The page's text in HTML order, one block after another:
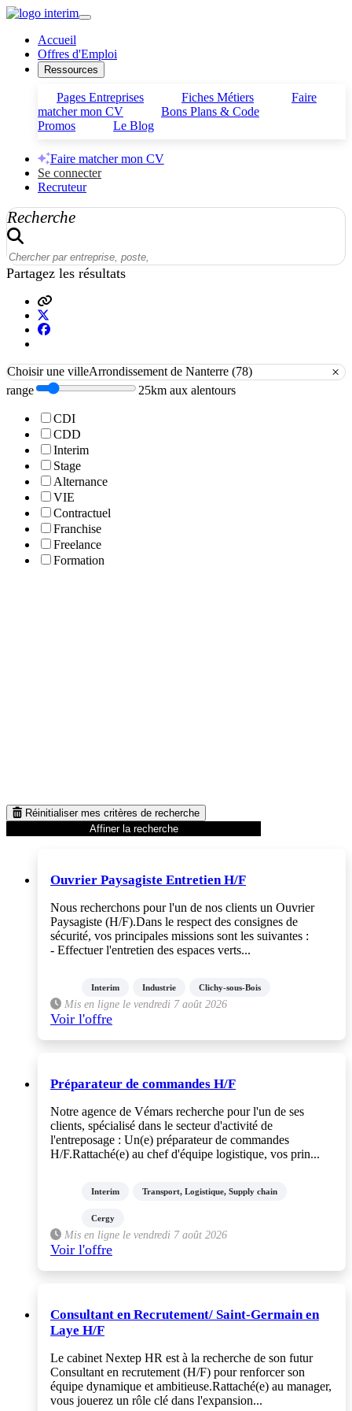
Accueil
Offres d'Emploi
Ressources
Pages Entreprises Fiches Métiers
Faire
matcher mon CV
Bons Plans & Code
Promos
Le Blog
Faire matcher mon CV
Se connecter
Recruteur
Recherche
Partagez les résultats
Choisir une villeArrondissement de Nanterre (78) ×
range 25km aux alentours
CDI
CDD
Interim
Stage
Alternance
VIE
Contractuel
Franchise
Freelance
Formation
Réinitialiser mes critères de recherche
Affiner la recherche
Ouvrier Paysagiste Entretien H/F
Nous recherchons pour l'un de nos clients un Ouvrier
Paysagiste (H/F).Dans le respect des consignes de
sécurité, vos principales missions sont les suivantes :
- Effectuer l'entretien des espaces verts...
Interim Industrie Clichy-sous-Bois
Mis en ligne le vendredi 7 août 2026
Voir l'offre
Préparateur de commandes H/F
Notre agence de Vémars recherche pour l'un de ses
clients, spécialisé dans le secteur d'activité de
l'entreposage : Un(e) préparateur de commandes
H/F.Rattaché(e) au chef d'équipe logistique, vos prin...
Interim Transport, Logistique, Supply chain
Cergy
Mis en ligne le vendredi 7 août 2026
Voir l'offre
Consultant en Recrutement/ Saint-Germain en
Laye H/F
Le cabinet Nextep HR est à la recherche de son futur
Consultant en recrutement (H/F) pour renforcer son
équipe dynamique et ambitieuse.Rattaché(e) au manager,
vous jouerez un rôle clé dans l'expansion...